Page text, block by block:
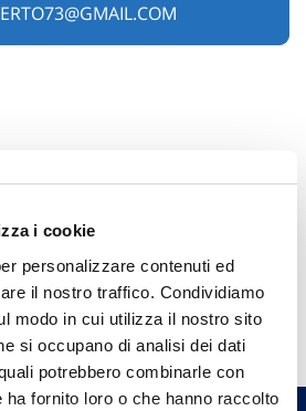
i cookie
personalizzare contenuti ed
il nostro traffico. Condividiamo
modo in cui utilizza il nostro sito
si occupano di analisi dei dati
potrebbero combinarle con
fornito loro o che hanno raccolto
di
più vicina a te e parla con